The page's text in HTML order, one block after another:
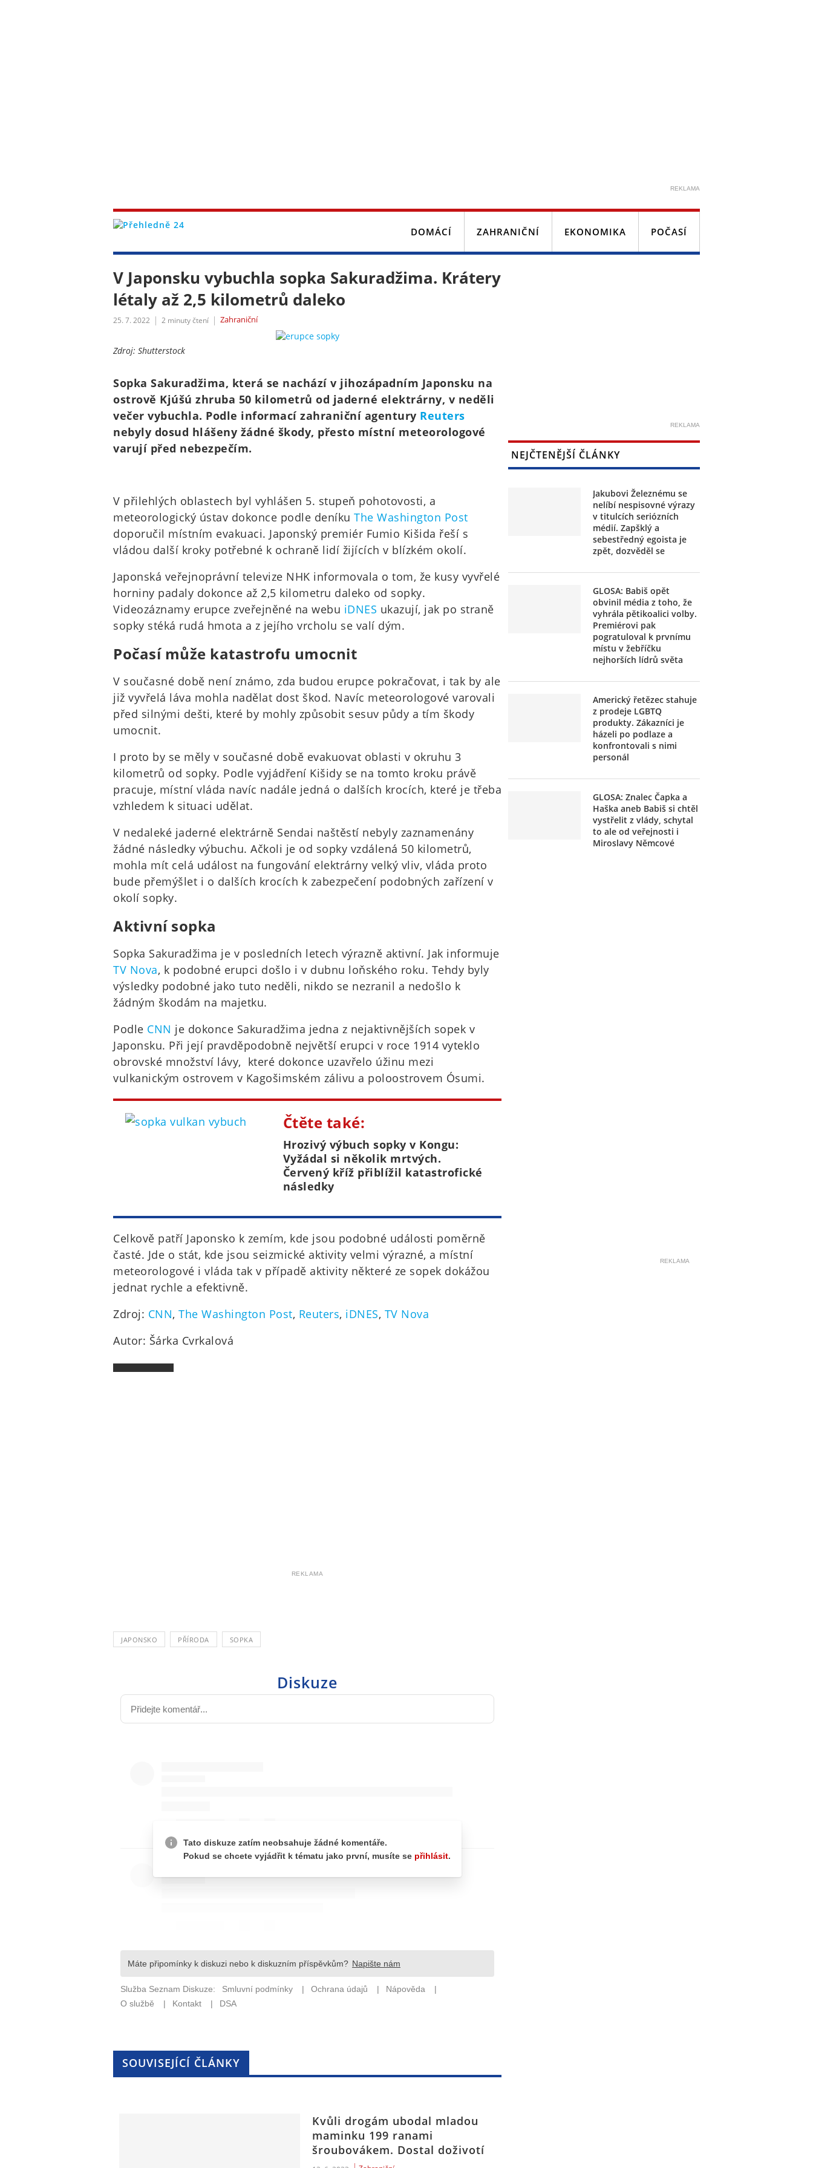
REKLAMA
DOMÁCÍ ZAHRANIČNÍ EKONOMIKA POČASÍ
V Japonsku vybuchla sopka Sakuradžima. Krátery
létaly až 2,5 kilometrů daleko
25. 7. 2022 2 minuty čtení Zahraniční
Zdroj: Shutterstock
Sopka Sakuradžima, která se nachází v jihozápadním Japonsku na
ostrově Kjúšú zhruba 50 kilometrů od jaderné elektrárny, v neděli
večer vybuchla. Podle informací zahraniční agentury Reuters
nebyly dosud hlášeny žádné škody, přesto místní meteorologové
varují před nebezpečím.
V přilehlých oblastech byl vyhlášen 5. stupeň pohotovosti, a
meteorologický ústav dokonce podle deníku The Washington Post
doporučil místním evakuaci. Japonský premiér Fumio Kišida řeší s
vládou další kroky potřebné k ochraně lidí žijících v blízkém okolí.
Japonská veřejnoprávní televize NHK informovala o tom, že kusy vyvřelé
horniny padaly dokonce až 2,5 kilometru daleko od sopky.
Videozáznamy erupce zveřejněné na webu iDNES ukazují, jak po straně
sopky stéká rudá hmota a z jejího vrcholu se valí dým.
Počasí může katastrofu umocnit
V současné době není známo, zda budou erupce pokračovat, i tak by ale
již vyvřelá láva mohla nadělat dost škod. Navíc meteorologové varovali
před silnými dešti, které by mohly způsobit sesuv půdy a tím škody
umocnit.
I proto by se měly v současné době evakuovat oblasti v okruhu 3
kilometrů od sopky. Podle vyjádření Kišidy se na tomto kroku právě
pracuje, místní vláda navíc nadále jedná o dalších krocích, které je třeba
vzhledem k situaci udělat.
V nedaleké jaderné elektrárně Sendai naštěstí nebyly zaznamenány
žádné následky výbuchu. Ačkoli je od sopky vzdálená 50 kilometrů,
mohla mít celá událost na fungování elektrárny velký vliv, vláda proto
bude přemýšlet i o dalších krocích k zabezpečení podobných zařízení v
okolí sopky.
Aktivní sopka
Sopka Sakuradžima je v posledních letech výrazně aktivní. Jak informuje
TV Nova, k podobné erupci došlo i v dubnu loňského roku. Tehdy byly
výsledky podobné jako tuto neděli, nikdo se nezranil a nedošlo k
žádným škodám na majetku.
Podle CNN je dokonce Sakuradžima jedna z nejaktivnějších sopek v
Japonsku. Při její pravděpodobně největší erupci v roce 1914 vyteklo
obrovské množství lávy, které dokonce uzavřelo úžinu mezi
vulkanickým ostrovem v Kagošimském zálivu a poloostrovem Ósumi.
Čtěte také:
Hrozivý výbuch sopky v Kongu:
Vyžádal si několik mrtvých.
Červený kříž přiblížil katastrofické
následky
Celkově patří Japonsko k zemím, kde jsou podobné události poměrně
časté. Jde o stát, kde jsou seizmické aktivity velmi výrazné, a místní
meteorologové i vláda tak v případě aktivity některé ze sopek dokážou
jednat rychle a efektivně.
Zdroj: CNN, The Washington Post, Reuters, iDNES, TV Nova
Autor: Šárka Cvrkalová
REKLAMA
JAPONSKO PŘÍRODA SOPKA
Diskuze
SOUVISEJÍCÍ ČLÁNKY
Kvůli drogám ubodal mladou
maminku 199 ranami
šroubovákem. Dostal doživotí
REKLAMA
NEJČTENĚJŠÍ ČLÁNKY
Jakubovi Železnému se
nelíbí nespisovné výrazy
v titulcích seriózních
médií. Zapšklý a
sebestředný egoista je
zpět, dozvěděl se
GLOSA: Babiš opět
obvinil média z toho, že
vyhrála pětikoalici volby.
Premiérovi pak
pogratuloval k prvnímu
místu v žebříčku
nejhorších lídrů světa
Americký řetězec stahuje
z prodeje LGBTQ
produkty. Zákazníci je
házeli po podlaze a
konfrontovali s nimi
personál
GLOSA: Znalec Čapka a
Haška aneb Babiš si chtěl
vystřelit z vlády, schytal
to ale od veřejnosti i
Miroslavy Němcové
REKLAMA